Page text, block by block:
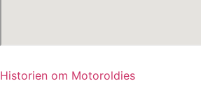
Historien om Motoroldies